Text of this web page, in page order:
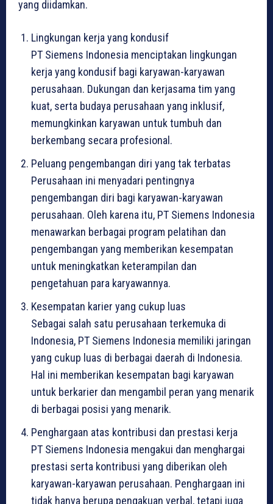
yang diidamkan.
Lingkungan kerja yang kondusif
PT Siemens Indonesia menciptakan lingkungan
kerja yang kondusif bagi karyawan-karyawan
perusahaan. Dukungan dan kerjasama tim yang
kuat, serta budaya perusahaan yang inklusif,
memungkinkan karyawan untuk tumbuh dan
berkembang secara profesional.
Peluang pengembangan diri yang tak terbatas
Perusahaan ini menyadari pentingnya
pengembangan diri bagi karyawan-karyawan
perusahaan. Oleh karena itu, PT Siemens Indonesia
menawarkan berbagai program pelatihan dan
pengembangan yang memberikan kesempatan
untuk meningkatkan keterampilan dan
pengetahuan para karyawannya.
Kesempatan karier yang cukup luas
Sebagai salah satu perusahaan terkemuka di
Indonesia, PT Siemens Indonesia memiliki jaringan
yang cukup luas di berbagai daerah di Indonesia.
Hal ini memberikan kesempatan bagi karyawan
untuk berkarier dan mengambil peran yang menarik
di berbagai posisi yang menarik.
Penghargaan atas kontribusi dan prestasi kerja
PT Siemens Indonesia mengakui dan menghargai
prestasi serta kontribusi yang diberikan oleh
karyawan-karyawan perusahaan. Penghargaan ini
tidak hanya berupa pengakuan verbal, tetapi juga